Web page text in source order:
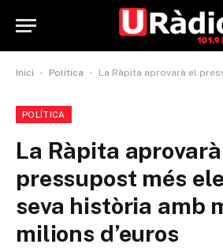
Inici - Política - La Ràpita aprovarà el pressupost més elevat de la
POLÍTICA
La Ràpita
pressupost més
seva història amb
milions d’euros